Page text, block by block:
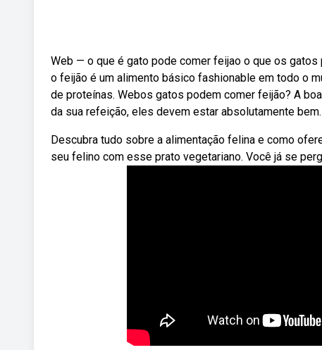
Web — o que é gato pode comer feijao o que os
o feijão é um alimento básico fashionable em todo o
de proteínas. Webos gatos podem comer feijão? A
da sua refeição, eles devem estar absolutamente bem.
Descubra tudo sobre a alimentação felina e como
seu felino com esse prato vegetariano. Você já se